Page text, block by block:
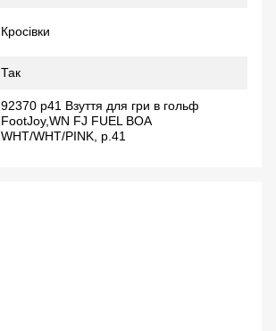
Кросівки
Так
92370 р41 Взуття для гри в гольф
FootJoy,WN FJ FUEL BOA
WHT/WHT/PINK, р.41